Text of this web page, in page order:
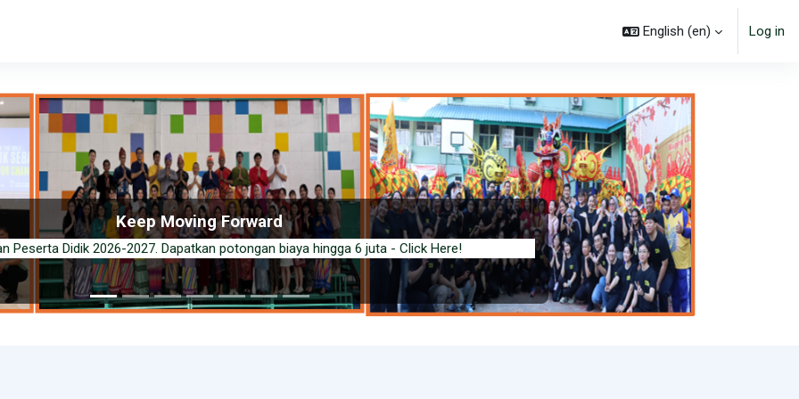
English ‎(en)‎ Log in
Keep Moving Forward
Peserta Didik 2026-2027. Dapatkan potongan biaya hingga 6 juta - Click Here!
Next